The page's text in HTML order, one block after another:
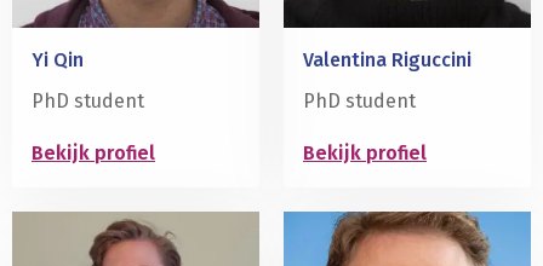
Yi Qin
PhD student
Bekijk profiel
Valentina Riguccini
PhD student
Bekijk profiel